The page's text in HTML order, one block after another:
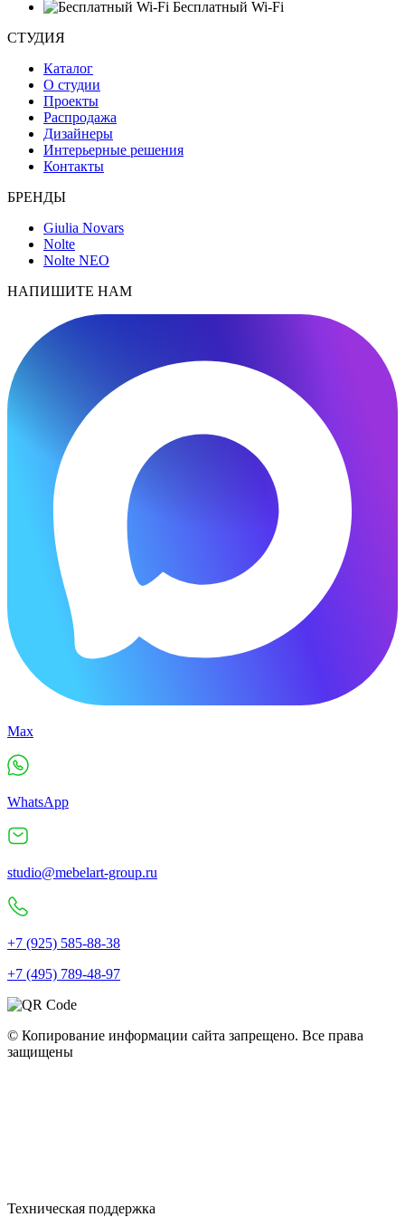
Бесплатный Wi-Fi
СТУДИЯ
Каталог
О студии
Проекты
Распродажа
Дизайнеры
Интерьерные решения
Контакты
БРЕНДЫ
Giulia Novars
Nolte
Nolte NEO
НАПИШИТЕ НАМ
Max
WhatsApp
studio@mebelart-group.ru
+7 (925) 585-88-38
+7 (495) 789-48-97
© Копирование информации сайта запрещено. Все права
защищены
Техническая поддержка